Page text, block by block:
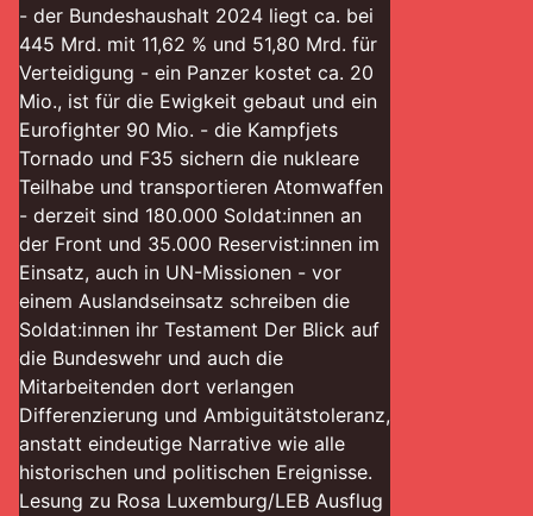
- der Bundeshaushalt 2024 liegt ca. bei
445 Mrd. mit 11,62 % und 51,80 Mrd. für
Verteidigung - ein Panzer kostet ca. 20
Mio., ist für die Ewigkeit gebaut und ein
Eurofighter 90 Mio. - die Kampfjets
Tornado und F35 sichern die nukleare
Teilhabe und transportieren Atomwaffen
- derzeit sind 180.000 Soldat:innen an
der Front und 35.000 Reservist:innen im
Einsatz, auch in UN-Missionen - vor
einem Auslandseinsatz schreiben die
Soldat:innen ihr Testament Der Blick auf
die Bundeswehr und auch die
Mitarbeitenden dort verlangen
Differenzierung und Ambiguitätstoleranz,
anstatt eindeutige Narrative wie alle
historischen und politischen Ereignisse.
Lesung zu Rosa Luxemburg/LEB Ausflug